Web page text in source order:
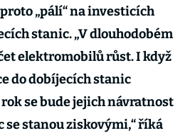
„pálí“ na investicích
stanic. „V dlouhodobém
elektromobilů růst. I když
do dobíjecích stanic
se bude jejich návratnost
se stanou ziskovými,“ říká